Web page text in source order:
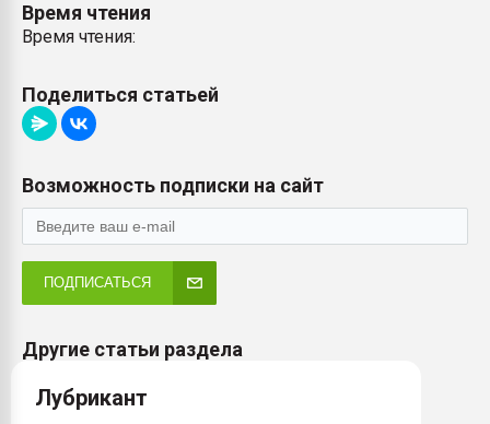
Время чтения
Время чтения:
Поделиться статьей
Возможность подписки на сайт
ПОДПИСАТЬСЯ
Другие статьи раздела
Лубрикант